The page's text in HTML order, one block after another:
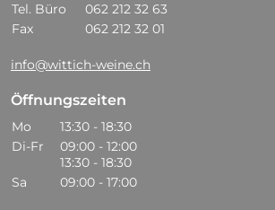
Tel. Büro
062 212 32 63
Fax
062 212 32 01
info@wittich-weine.ch
Öffnungszeiten
Mo
13:30 - 18:30
Di-Fr
09:00 - 12:00
13:30 - 18:30
Sa
09:00 - 17:00